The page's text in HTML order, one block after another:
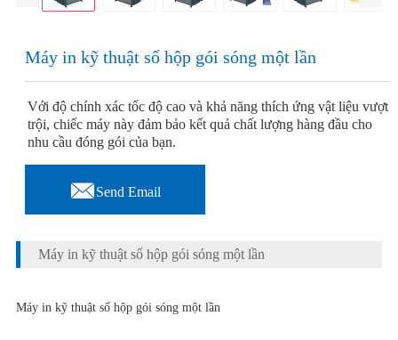
Máy in kỹ thuật số hộp gói sóng một lần
Với độ chính xác tốc độ cao và khả năng thích ứng vật liệu vượt
trội, chiếc máy này đảm bảo kết quả chất lượng hàng đầu cho
nhu cầu đóng gói của bạn.
Send Email
Máy in kỹ thuật số hộp gói sóng một lần
Máy in kỹ thuật số hộp gói sóng một lần